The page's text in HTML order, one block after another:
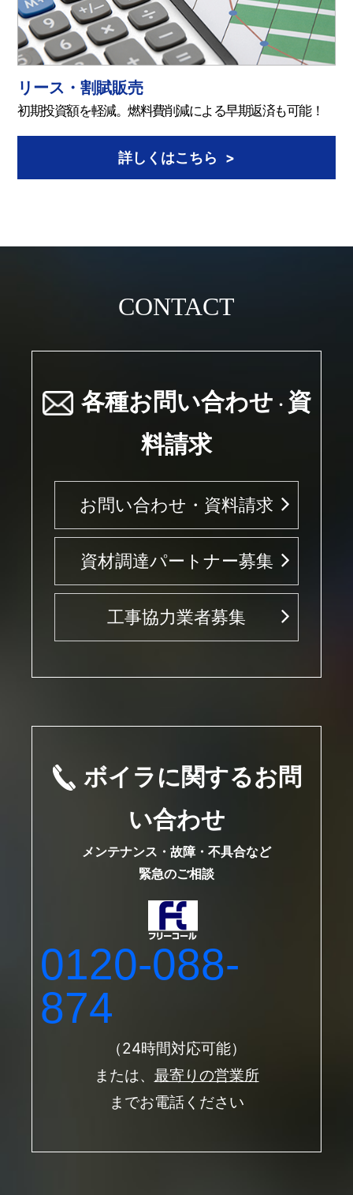
リース・割賦販売
初期投資額を軽減。燃料費削減による早期返済も可能！
詳しくはこちら
CONTACT
各種お問い合わせ ・ 資
料請求
お問い合わせ・資料請求
資材調達パートナー募集
工事協力業者募集
ボイラに関するお問
い合わせ
メンテナンス・故障・不具合など
緊急のご相談
0120-088-
874
（24時間対応可能）
または、 最寄りの営業所
までお電話ください